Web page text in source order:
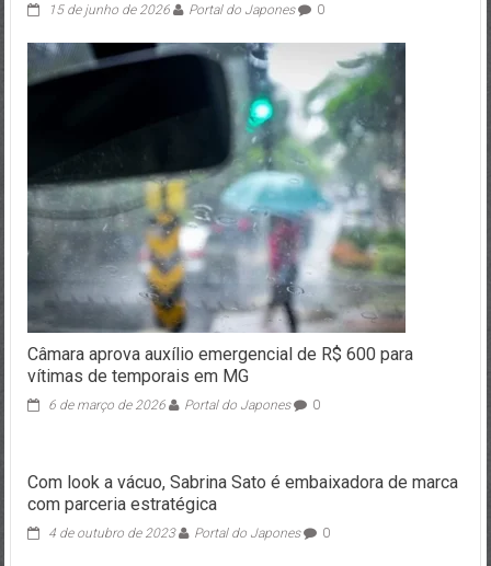
15 de junho de 2026 Portal do Japones 0
Câmara aprova auxílio emergencial de R$ 600 para
vítimas de temporais em MG
6 de março de 2026 Portal do Japones 0
Com look a vácuo, Sabrina Sato é embaixadora de marca
com parceria estratégica
4 de outubro de 2023 Portal do Japones 0